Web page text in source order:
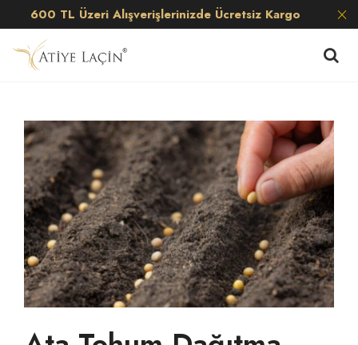
600 TL Üzeri Alışverişlerinizde Ücretsiz Kargo